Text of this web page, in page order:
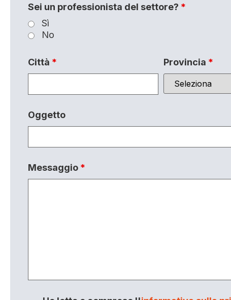
Sei un professionista del settore? *
Sì
No
Città * Provincia *
Oggetto
Messaggio *